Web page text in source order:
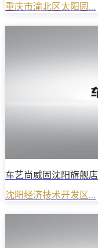
重庆市渝北区太阳园...
车艺尚威固沈阳旗舰店
沈阳经济技术开发区...